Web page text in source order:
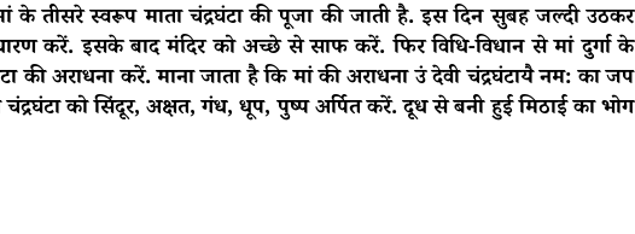
के तीसरे स्वरूप माता चंद्रघंटा की पूजा की जाती है. इस दिन सुबह जल्दी उठकर
करें. इसके बाद मंदिर को अच्छे से साफ करें. फिर विधि-विधान से मां दुर्गा के
की अराधना करें. माना जाता है कि मां की अराधना उं देवी चंद्रघंटायै नम: का जप
को सिंदूर, अक्षत, गंध, धूप, पुष्प अर्पित करें. दूध से बनी हुई मिठाई का भोग